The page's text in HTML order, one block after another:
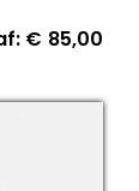
€ 85,00